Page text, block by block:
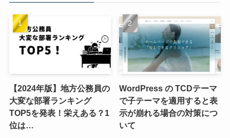
【2024年版】地方公務員の
大変な部署ランキング
TOP5を発表！栄えある？1
位は…
WordPress の TCDテーマ
で子テーマを適用すると表
示が崩れる場合の対策につ
いて